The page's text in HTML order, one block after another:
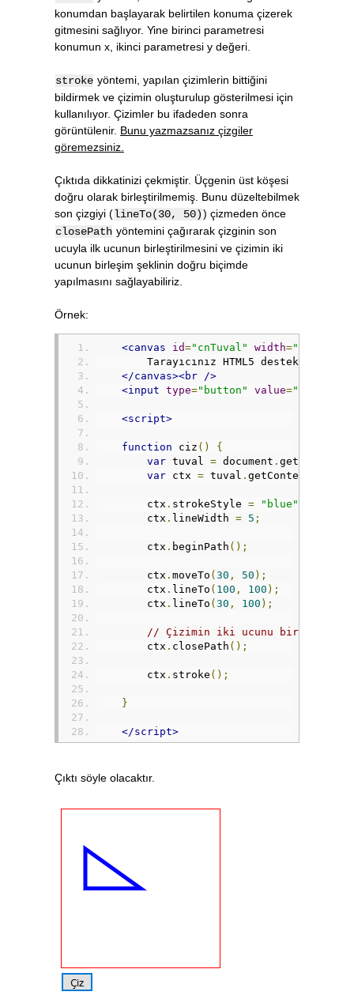
konumdan başlayarak belirtilen konuma çizerek
gitmesini sağlıyor. Yine birinci parametresi
konumun x, ikinci parametresi y değeri.
stroke yöntemi, yapılan çizimlerin bittiğini
bildirmek ve çizimin oluşturulup gösterilmesi için
kullanılıyor. Çizimler bu ifadeden sonra
görüntülenir. Bunu yazmazsanız çizgiler
göremezsiniz.
Çıktıda dikkatinizi çekmiştir. Üçgenin üst köşesi
doğru olarak birleştirilmemiş. Bunu düzeltebilmek
son çizgiyi (lineTo(30, 50)) çizmeden önce
closePath yöntemini çağırarak çizginin son
ucuyla ilk ucunun birleştirilmesini ve çizimin iki
ucunun birleşim şeklinin doğru biçimde
yapılmasını sağlayabiliriz.
Örnek:
<canvas id="cnTuval" width="200"
        Tarayıcınız HTML5 desteklemiyor
</canvas><br
/>
<input type="button" value="Çiz"
<script>
function ciz ()
{
var tuval = document .
var ctx = tuval . getContext
        ctx
. strokeStyle = "blue"
        ctx
. lineWidth = 5 ;
        ctx
. beginPath ();
        ctx
. moveTo (30 , 50 );
        ctx
. lineTo ( 100 , 100 );
        ctx
. lineTo (30 , 100 );
// Çizimin iki ucunu birleştir
        ctx
. closePath ();
        ctx
. stroke ();
}
</script>
Çıktı söyle olacaktır.